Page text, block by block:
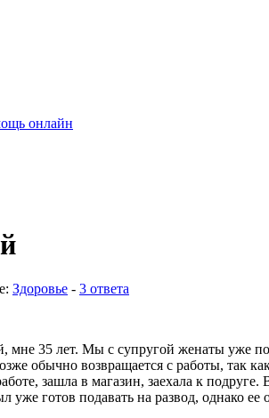
Здоровье - 3 ответа
мне 35 лет. Мы с супругой женаты уже
обычно возвращается с работы, так
зашла в магазин, заехала к
готов подавать на развод, однако ее